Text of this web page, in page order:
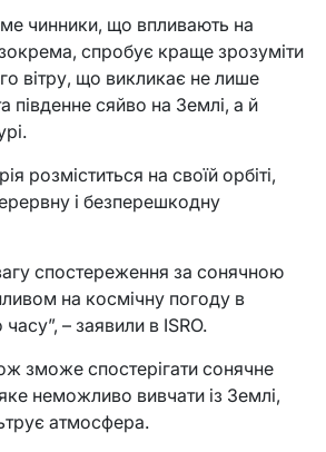
чинники, що впливають на
спробує краще зрозуміти
вітру, що викликає не лише
південне сяйво на Землі, а й
розміститься на своїй орбіті,
і безперешкодну
спостереження за сонячною
на космічну погоду в
– заявили в ISRO.
зможе спостерігати сонячне
неможливо вивчати із Землі,
атмосфера.